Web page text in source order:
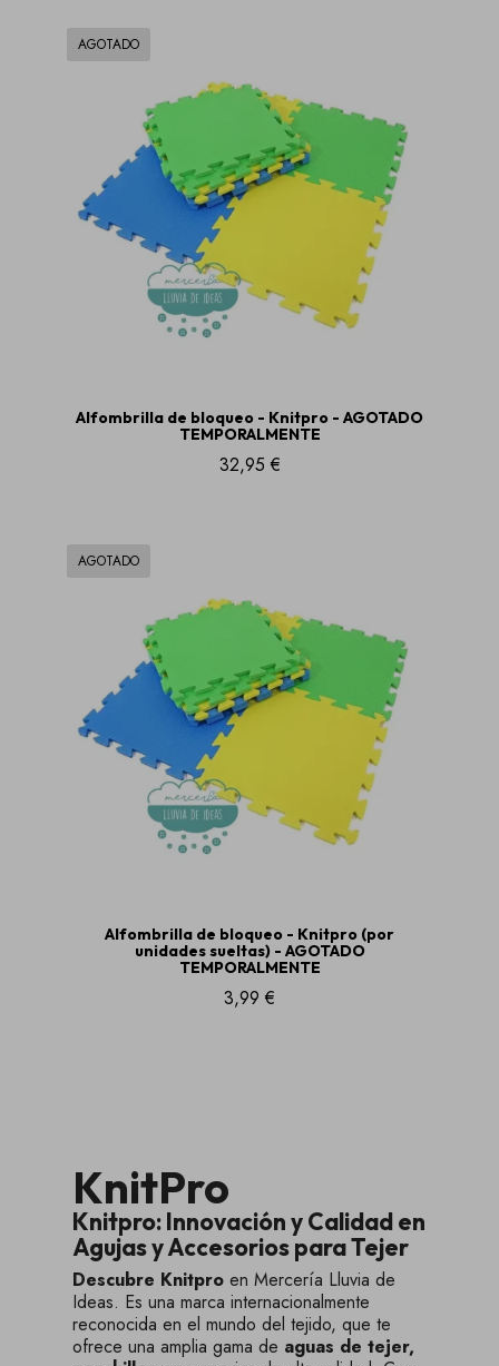
AGOTADO
Alfombrilla de bloqueo - Knitpro - AGOTADO
TEMPORALMENTE
32,95 €
AGOTADO
Alfombrilla de bloqueo - Knitpro (por
unidades sueltas) - AGOTADO
TEMPORALMENTE
3,99 €
KnitPro
Knitpro: Innovación y Calidad en
Agujas y Accesorios para Tejer
Descubre Knitpro en Mercería Lluvia de
Ideas. Es una marca internacionalmente
reconocida en el mundo del tejido, que te
ofrece una amplia gama de aguas de tejer,